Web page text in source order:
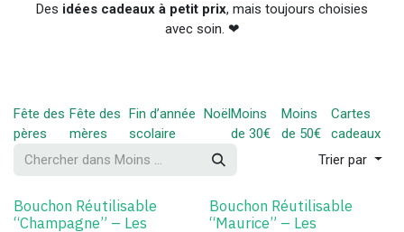
Des idées cadeaux à petit prix, mais toujours choisies
avec soin. ❤
Fête des
pères
Fête des
mères
Fin d’année
scolaire
NoëlMoins
de 30€
Moins
de 50€
Cartes
cadeaux
Trier par
Bouchon Réutilisable
“Champagne” – Les
Bouchon Réutilisable
“Maurice” – Les